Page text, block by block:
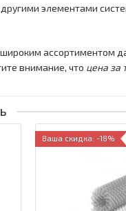
элементами
ассортиментом
внимание, что цена за
Ваша скидка: -18%